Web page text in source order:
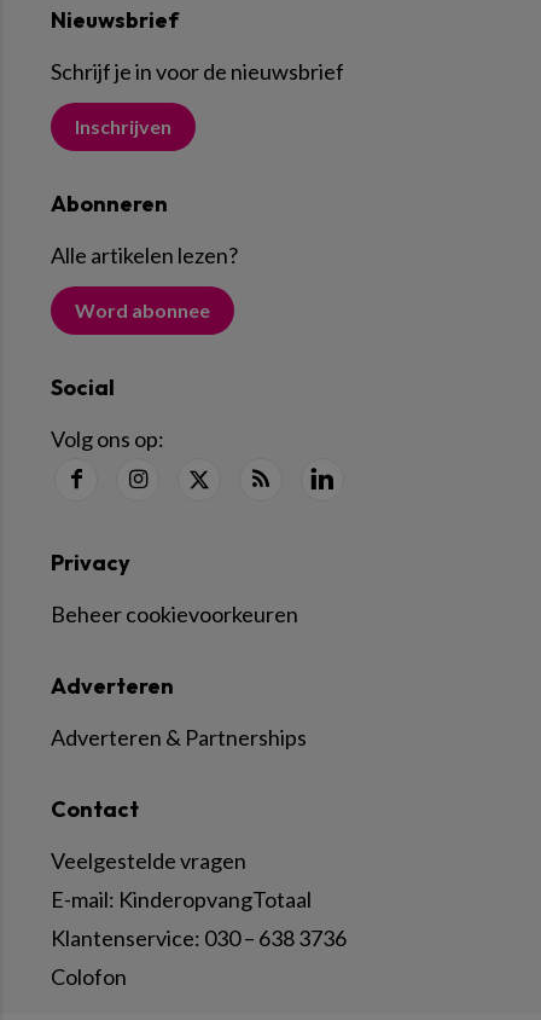
Nieuwsbrief
Schrijf je in voor de nieuwsbrief
Inschrijven
Abonneren
Alle artikelen lezen?
Word abonnee
Social
Volg ons op:
Contact
Veelgestelde vragen
E-mail: KinderopvangTotaal
Klantenservice: 030 – 638 3736
Colofon
Adverteren
Adverteren & Partnerships
Privacy
Beheer cookievoorkeuren